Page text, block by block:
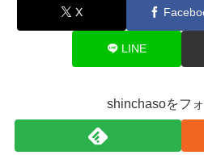
X
LINE
shinchasoをフ